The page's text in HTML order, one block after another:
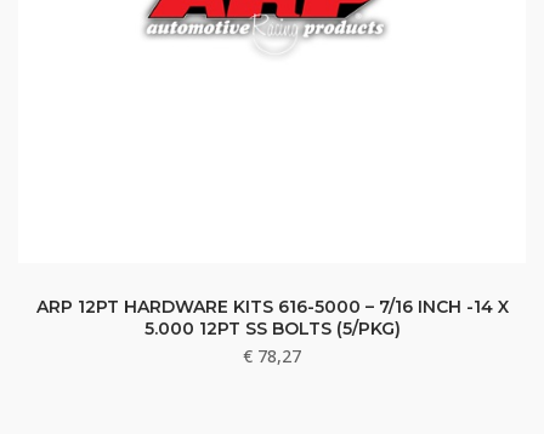
ARP 12PT HARDWARE KITS 616-5000 – 7/16 INCH -14 X
5.000 12PT SS BOLTS (5/PKG)
€ 78,27